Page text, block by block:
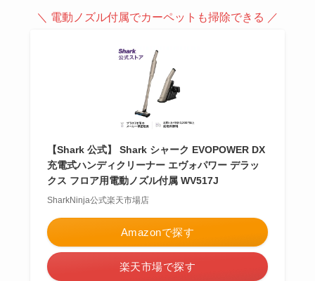
＼ 電動ノズル付属でカーペットも掃除できる ／
【Shark 公式】 Shark シャーク EVOPOWER DX
充電式ハンディクリーナー エヴォパワー デラッ
クス フロア用電動ノズル付属 WV517J
SharkNinja公式楽天市場店
Amazonで探す
楽天市場で探す